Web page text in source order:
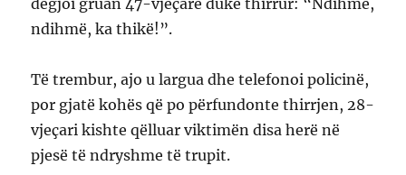
ndihmë, ka thikë!”.
Të trembur, ajo u largua dhe telefonoi policinë,
por gjatë kohës që po përfundonte thirrjen, 28-
vjeçari kishte qëlluar viktimën disa herë në
pjesë të ndryshme të trupit.